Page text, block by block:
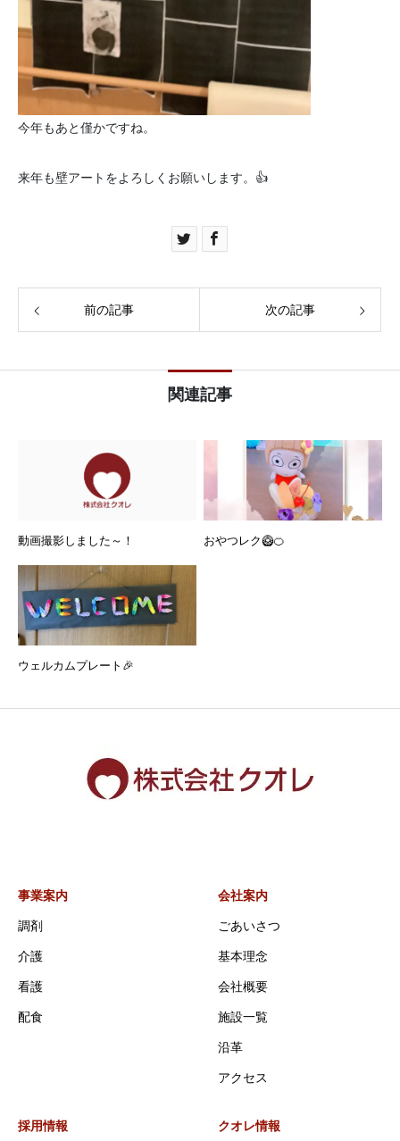
今年もあと僅かですね。
来年も壁アートをよろしくお願いします。👍
前の記事 次の記事
関連記事
動画撮影しました～！ おやつレク🥝🍊
ウェルカムプレート🎉
事業案内
調剤
介護
看護
配食
会社案内
ごあいさつ
基本理念
会社概要
施設一覧
沿革
アクセス
採用情報 クオレ情報